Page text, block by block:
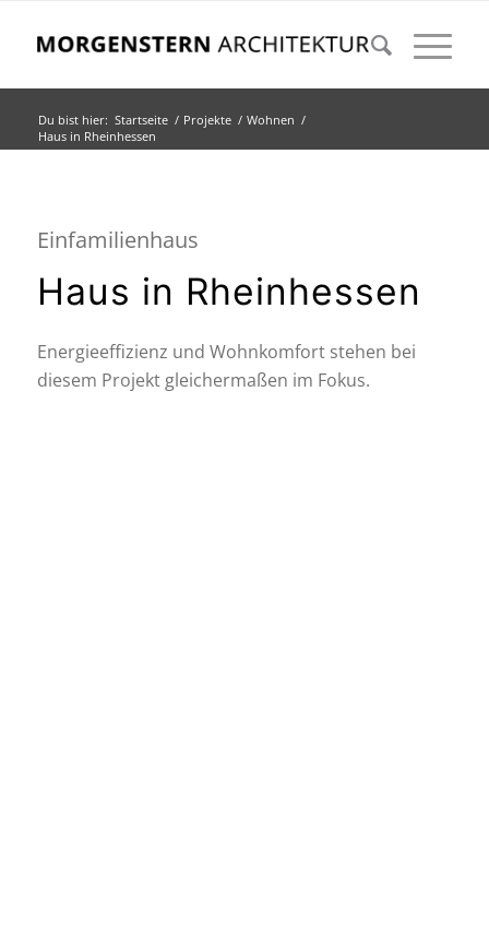
Du bist hier: Startseite / Projekte / Wohnen /
Haus in Rheinhessen
Einfamilienhaus
Haus in Rheinhessen
Energieeffizienz und Wohnkomfort stehen bei
diesem Projekt gleichermaßen im Fokus.